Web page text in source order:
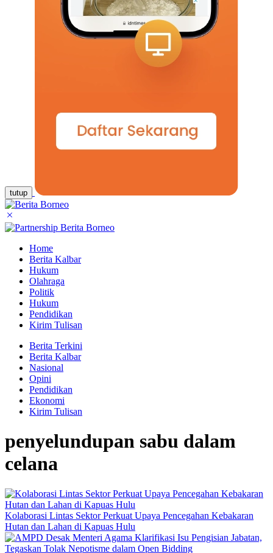
tutup
Home
Berita Kalbar
Hukum
Olahraga
Politik
Hukum
Pendidikan
Kirim Tulisan
Berita Terkini
Berita Kalbar
Nasional
Opini
Pendidikan
Ekonomi
Kirim Tulisan
penyelundupan sabu dalam
celana
Kolaborasi Lintas Sektor Perkuat Upaya Pencegahan Kebakaran
Hutan dan Lahan di Kapuas Hulu